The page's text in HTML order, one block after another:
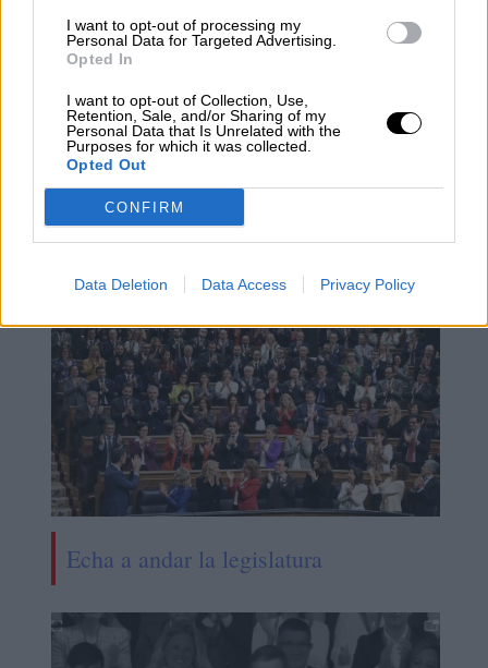
I want to opt-out of processing my
Personal Data for Targeted Advertising.
Opted In
I want to opt-out of Collection, Use,
Retention, Sale, and/or Sharing of my
Personal Data that Is Unrelated with the
Purposes for which it was collected.
Opted Out
CONFIRM
Data Deletion Data Access Privacy Policy
Esperamos que Pedro Sánchez
recupere el sentido de sus palabras
Echa a andar la legislatura